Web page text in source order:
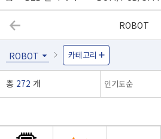
ROBOT
ROBOT 카테고리
총 272 개